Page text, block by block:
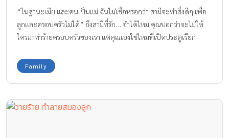
“ในฐานะเมีย และคนเป็นแม่ ฉันไม่เชื่อหรอกว่า สามีจะทำสิ่งดีๆ เพื่อ
ลูกและครอบครัวไม่ได้” ถึงสามีที่รัก… จำได้ไหม คุณบอกว่าจะไม่ให้
ใครมาทำร้ายครอบครัวของเรา แต่คุณเองใช่ไหมที่เปิดประตูเรียก
กับควันสีเทาๆ ยังมีสายตาของเมียอย่างฉันเฝ้าเป็นห่วง และรอคอย
อย่างมีความหวัง ฉันหวังว่าคุณจะหยุดสูบบุหรี่… เพราะมันทำให้คุณ
ว่าคุณจะหยุดสูบบุหรี่… เพราะมันทำให้ลูกตกเป็นเหยื่อ บุหรี่มือสอง ใน
การสูดดมควันไปกับพ่อของเขา ฉันหวังว่าคุณจะหยุดสูบบุหรี่… เพราะ
Family